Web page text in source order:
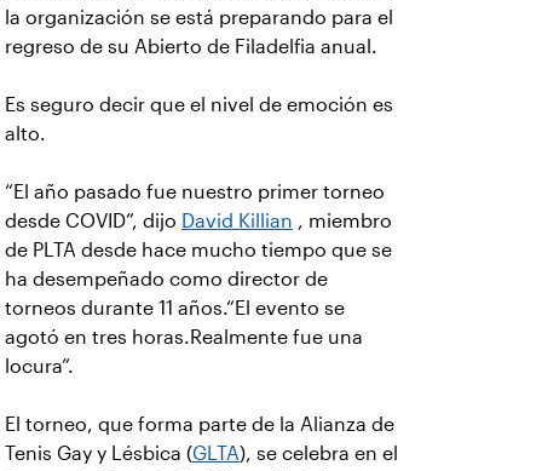
la organización se está preparando para el
regreso de su Abierto de Filadelfia anual.
Es seguro decir que el nivel de emoción es
alto.
“El año pasado fue nuestro primer torneo
desde COVID”, dijo David Killian , miembro
de PLTA desde hace mucho tiempo que se
ha desempeñado como director de
torneos durante 11 años.“El evento se
agotó en tres horas.Realmente fue una
locura”.
El torneo, que forma parte de la Alianza de
Tenis Gay y Lésbica (GLTA), se celebra en el